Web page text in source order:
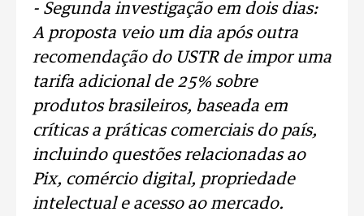
- Segunda investigação em dois dias:
A proposta veio um dia após outra
recomendação do USTR de impor uma
tarifa adicional de 25% sobre
produtos brasileiros, baseada em
críticas a práticas comerciais do país,
incluindo questões relacionadas ao
Pix, comércio digital, propriedade
intelectual e acesso ao mercado.